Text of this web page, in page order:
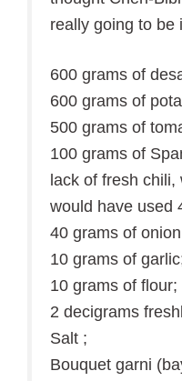
really going to be
600 grams of
600 grams of
500 grams of
100 grams of
lack of fresh chili,
would have used
40 grams of
10 grams of
10 grams of flour;
2 decigrams
Salt ;
Bouquet garni